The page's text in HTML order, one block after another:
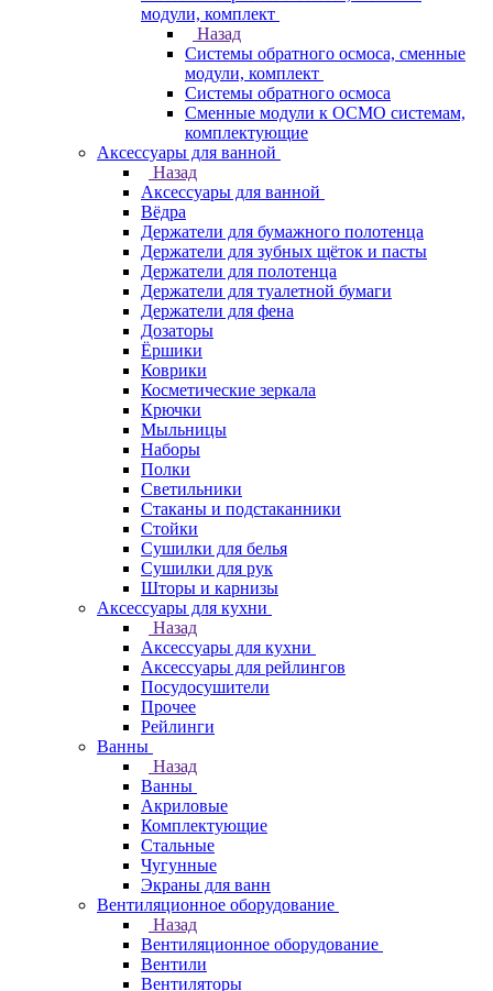
модули, комплект
Назад
Системы обратного осмоса, сменные
модули, комплект
Системы обратного осмоса
Сменные модули к ОСМО системам,
комплектующие
Аксессуары для ванной
Назад
Аксессуары для ванной
Вёдра
Держатели для бумажного полотенца
Держатели для зубных щёток и пасты
Держатели для полотенца
Держатели для туалетной бумаги
Держатели для фена
Дозаторы
Ёршики
Коврики
Косметические зеркала
Крючки
Мыльницы
Наборы
Полки
Светильники
Стаканы и подстаканники
Стойки
Сушилки для белья
Сушилки для рук
Шторы и карнизы
Аксессуары для кухни
Назад
Аксессуары для кухни
Аксессуары для рейлингов
Посудосушители
Прочее
Рейлинги
Ванны
Назад
Ванны
Акриловые
Комплектующие
Стальные
Чугунные
Экраны для ванн
Вентиляционное оборудование
Назад
Вентиляционное оборудование
Вентили
Вентиляторы